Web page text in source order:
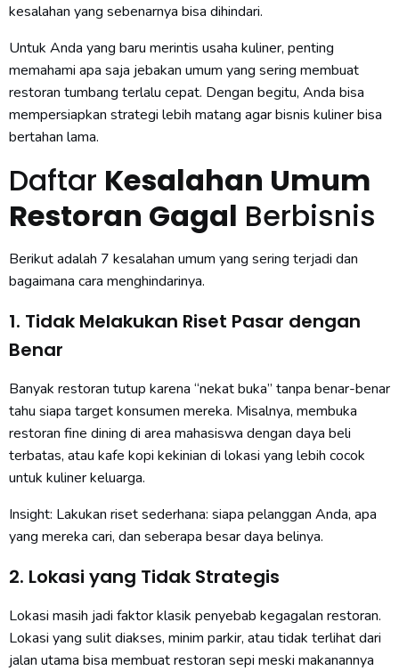
kesalahan yang sebenarnya bisa dihindari.
Untuk Anda yang baru merintis usaha kuliner, penting
memahami apa saja jebakan umum yang sering membuat
restoran tumbang terlalu cepat. Dengan begitu, Anda bisa
mempersiapkan strategi lebih matang agar bisnis kuliner bisa
bertahan lama.
Daftar Kesalahan Umum
Restoran Gagal Berbisnis
Berikut adalah 7 kesalahan umum yang sering terjadi dan
bagaimana cara menghindarinya.
1. Tidak Melakukan Riset Pasar dengan
Benar
Banyak restoran tutup karena “nekat buka” tanpa benar-benar
tahu siapa target konsumen mereka. Misalnya, membuka
restoran fine dining di area mahasiswa dengan daya beli
terbatas, atau kafe kopi kekinian di lokasi yang lebih cocok
untuk kuliner keluarga.
Insight: Lakukan riset sederhana: siapa pelanggan Anda, apa
yang mereka cari, dan seberapa besar daya belinya.
2. Lokasi yang Tidak Strategis
Lokasi masih jadi faktor klasik penyebab kegagalan restoran.
Lokasi yang sulit diakses, minim parkir, atau tidak terlihat dari
jalan utama bisa membuat restoran sepi meski makanannya